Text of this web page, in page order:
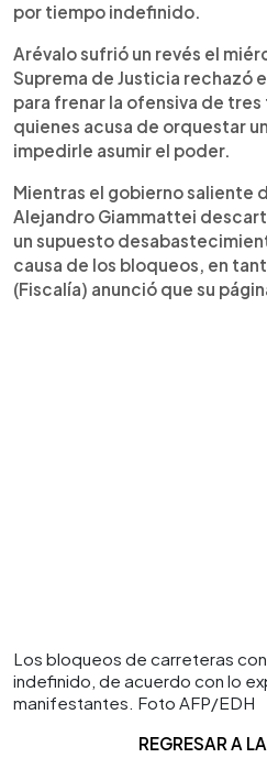
por tiempo indefinido.
Arévalo sufrió un revés el
Suprema de Justicia rechazó
para frenar la ofensiva de
quienes acusa de orquestar
impedirle asumir el poder.
Mientras el gobierno saliente
Alejandro Giammattei
un supuesto
causa de los bloqueos, en
(Fiscalía) anunció que su
Los bloqueos de carreteras
indefinido, de acuerdo con lo
manifestantes. Foto AFP/EDH
REGRESAR A